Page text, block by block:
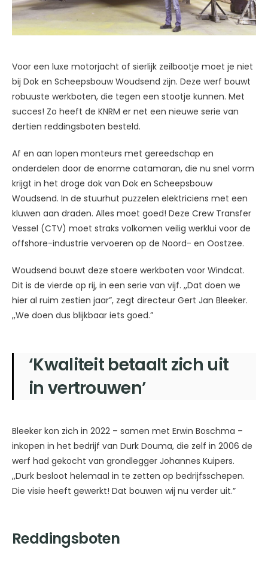
Voor een luxe motorjacht of sierlijk zeilbootje moet je niet
bij Dok en Scheepsbouw Woudsend zijn. Deze werf bouwt
robuuste werkboten, die tegen een stootje kunnen. Met
succes! Zo heeft de KNRM er net een nieuwe serie van
dertien reddingsboten besteld.
Af en aan lopen monteurs met gereedschap en
onderdelen door de enorme catamaran, die nu snel vorm
krijgt in het droge dok van Dok en Scheepsbouw
Woudsend. In de stuurhut puzzelen elektriciens met een
kluwen aan draden. Alles moet goed! Deze Crew Transfer
Vessel (CTV) moet straks volkomen veilig werklui voor de
offshore-industrie vervoeren op de Noord- en Oostzee.
Woudsend bouwt deze stoere werkboten voor Windcat.
Dit is de vierde op rij, in een serie van vijf. ,,Dat doen we
hier al ruim zestien jaar”, zegt directeur Gert Jan Bleeker.
,,We doen dus blijkbaar iets goed.”
‘Kwaliteit betaalt zich uit
in vertrouwen’
Bleeker kon zich in 2022 – samen met Erwin Boschma –
inkopen in het bedrijf van Durk Douma, die zelf in 2006 de
werf had gekocht van grondlegger Johannes Kuipers.
,,Durk besloot helemaal in te zetten op bedrijfsschepen.
Die visie heeft gewerkt! Dat bouwen wij nu verder uit.”
Reddingsboten